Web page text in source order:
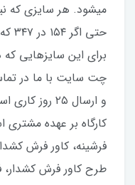
میشود. هر سایزی که
برای این سایزهایی
چت سایت با ما در
و ارسال ۲۵‌
کارگاه بر عهده
فرشینه، کاور فرش
طرح کاور فرش